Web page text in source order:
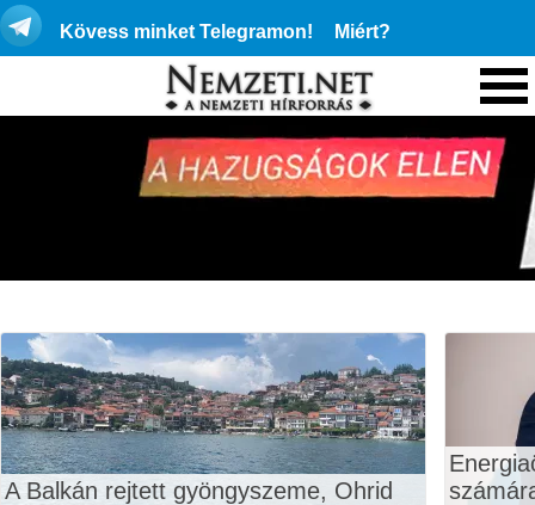
Kövess minket Telegramon! Miért?
A Balkán rejtett gyöngyszeme, Ohrid